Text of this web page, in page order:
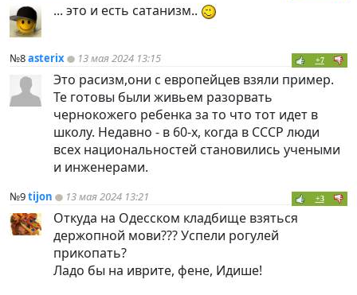
... это и есть сатанизм..
№8asterix 13 мая 2024 13:15 +7
Это расизм,они с европейцев взяли пример.
Те готовы были живьем разорвать
чернокожего ребенка за то что тот идет в
школу. Недавно - в 60-х, когда в СССР люди
всех национальностей становились учеными
и инженерами.
№9tijon 13 мая 2024 13:21 +3
Откуда на Одесском кладбище взяться
держопной мови??? Успели рогулей
прикопать?
Ладо бы на иврите, фене, Идише!